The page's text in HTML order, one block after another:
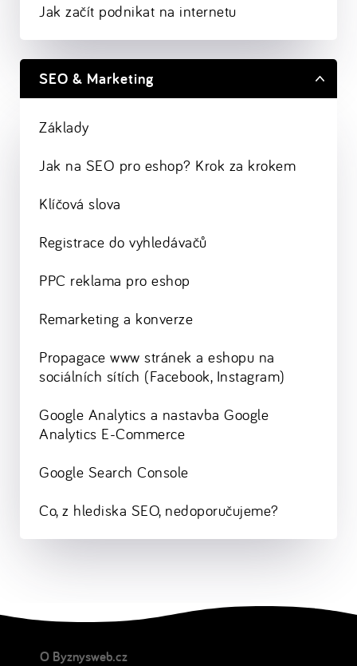
Jak začít podnikat na internetu
SEO & Marketing
Základy
Jak na SEO pro eshop? Krok za krokem
Klíčová slova
Registrace do vyhledávačů
PPC reklama pro eshop
Remarketing a konverze
Propagace www stránek a eshopu na
sociálních sítích (Facebook, Instagram)
Google Analytics a nastavba Google
Analytics E-Commerce
Google Search Console
Co, z hlediska SEO, nedoporučujeme?
O Byznysweb.cz